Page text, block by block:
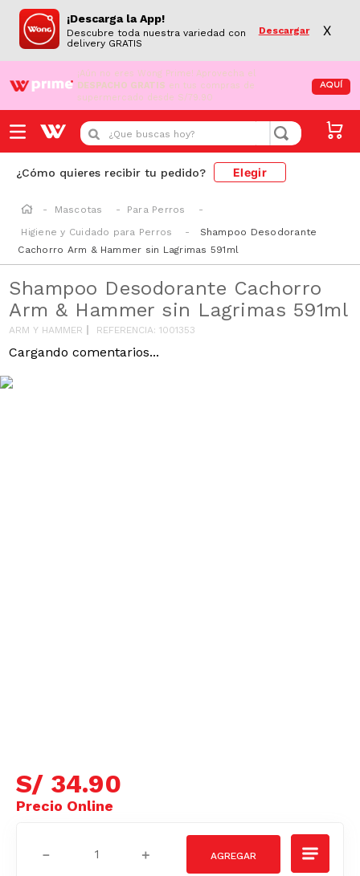
¡Descarga la App!
Descubre toda nuestra variedad con
delivery GRATIS
Descargar X
¡Aún no eres Wong Prime! Aprovecha el
DESPACHO GRATIS en tus compras de
supermercado desde S/79.90
AQUÍ
¿Que buscas hoy?
¿Cómo quieres recibir tu pedido? Elegir
Mascotas
Para Perros
Higiene y Cuidado para Perros
Shampoo Desodorante
Cachorro Arm & Hammer sin Lagrimas 591ml
Shampoo Desodorante Cachorro
Arm & Hammer sin Lagrimas 591ml
ARM Y HAMMER REFERENCIA:1001353
Cargando comentarios...
S/ 34.90
＋
－